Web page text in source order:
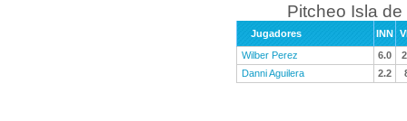
Pitcheo Isla
Jugadores INN
Wilber Perez
6.0
Danni Aguilera
2.2